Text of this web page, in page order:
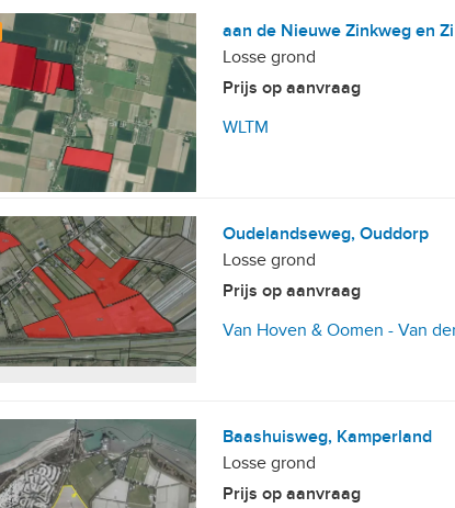
aan de Nieuwe Zinkweg en
Losse grond
Prijs op aanvraag
WLTM
Oudelandseweg, Ouddorp
Losse grond
Prijs op aanvraag
Van Hoven & Oomen - Van
Baashuisweg, Kamperland
Losse grond
Prijs op aanvraag